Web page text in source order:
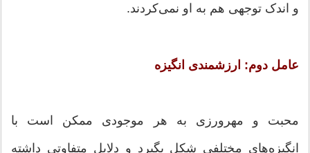
و اندک توجهی هم به او نمی‌کردند.
عامل دوم: ارزشمندی انگیزه
محبت و مهرورزی به هر موجودی ممکن است با
انگیزه‌های مختلفی شکل بگیرد و دلایل متفاوتی داشته